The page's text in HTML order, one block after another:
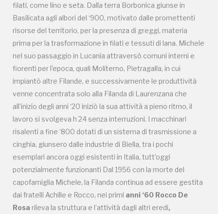
filati, come lino e seta. Dalla terra Borbonica giunse in
Basilicata agli albori del ‘900, motivato dalle promettenti
risorse del territorio, per la presenza di greggi, materia
prima per la trasformazione in filati e tessuti di lana. Michele
nel suo passaggio in Lucania attraversò comuni interni e
fiorenti per l’epoca, quali Moliterno, Pietragalla, in cui
impiantò altre Filande, e successivamente le produttività
venne concentrata solo alla Filanda di Laurenzana che
all’inizio degli anni ‘20 iniziò la sua attività a pieno ritmo, il
lavoro si svolgeva h 24 senza interruzioni. I macchinari
risalenti a fine ‘800 dotati di un sistema di trasmissione a
cinghia, giunsero dalle industrie di Biella, tra i pochi
esemplari ancora oggi esistenti in Italia, tutt'oggi
potenzialmente funzionanti Dal 1956 con la morte del
capofamiglia Michele, la Filanda continua ad essere gestita
dai fratelli Achille e Rocco, nei primi anni ‘60 Rocco De
Rosa rileva la struttura e l’attività dagli altri eredi,
Ingresso gratuito
nei Beni FAI tutto l'anno
Gratis
Museo
Sansevero
Palazzo Strozzi
Firenze
Gallerie
Milano